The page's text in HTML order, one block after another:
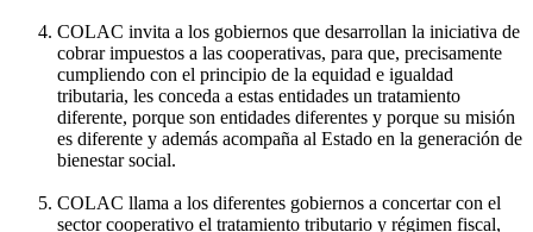
COLAC invita a los gobiernos que desarrollan la iniciativa de
cobrar impuestos a las cooperativas, para que, precisamente
cumpliendo con el principio de la equidad e igualdad
tributaria, les conceda a estas entidades un tratamiento
diferente, porque son entidades diferentes y porque su misión
es diferente y además acompaña al Estado en la generación de
bienestar social.
COLAC llama a los diferentes gobiernos a concertar con el
sector cooperativo el tratamiento tributario y régimen fiscal,